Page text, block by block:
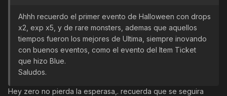
Ahhh recuerdo el primer evento de Halloween con drops
x2, exp x5, y de rare monsters, ademas que aquellos
tiempos fueron los mejores de Ultima, siempre inovando
con buenos eventos, como el evento del Item Ticket
que hizo Blue.
Saludos.
Hey zero no pierda la esperasa,. recuerda que se seguira